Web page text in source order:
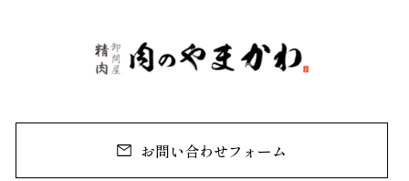
お問い合わせフォーム